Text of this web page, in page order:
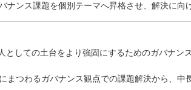
ンス課題を個別テーマへ昇格させ、解決に向
。
しての土台をより強固にするためのガバナン
つわるガバナンス観点での課題解決から、中